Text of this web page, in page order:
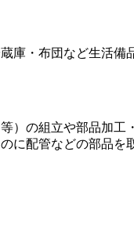
庫・布団など生活備
）の組立や部品加
に配管などの部品を